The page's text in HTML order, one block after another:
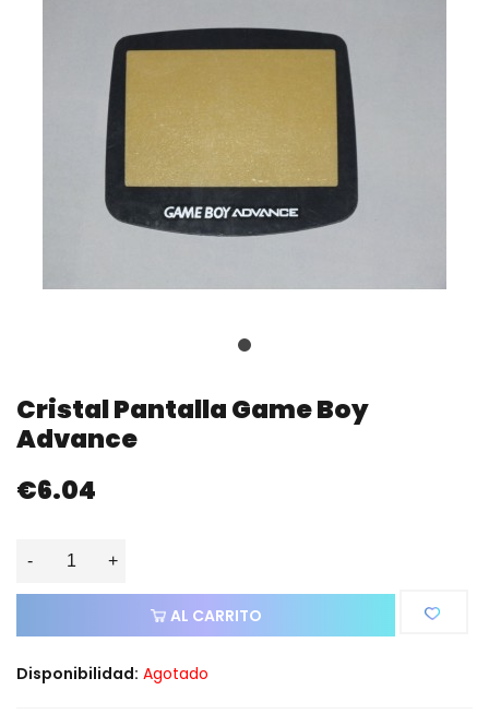
Cristal Pantalla Game Boy
Advance
€6.04
- +
AL CARRITO
Disponibilidad: Agotado